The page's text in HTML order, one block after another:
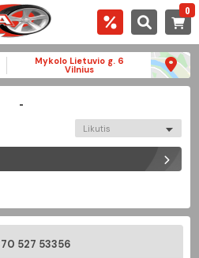
0
Mykolo Lietuvio g. 6
Vilnius
-
Likutis
527 53356